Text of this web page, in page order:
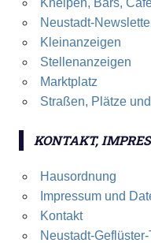
Kneipen, Bars,
Neustadt-
Kleinanzeigen
Stellenanzeigen
Marktplatz
Straßen, Plätze
KONTAKT,
Hausordnung
Impressum und
Kontakt
Neustadt-